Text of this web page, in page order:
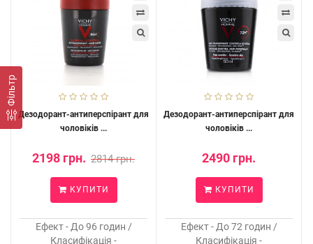
Фільтр
Дезодорант-антиперспірант для
чоловіків ...
2198 грн. 2814 грн.
КУПИТИ
Ефект - До 96 годин /
Класифікація -
Дезодорант-антиперспірант для
чоловіків ...
2490 грн.
КУПИТИ
Ефект - До 72 годин /
Класифікація -